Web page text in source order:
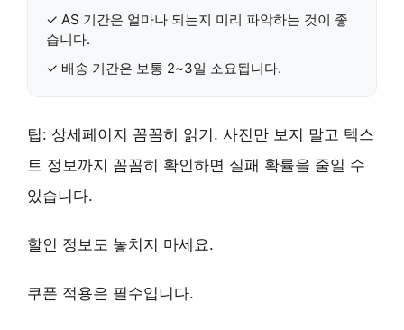
✓ AS 기간은 얼마나 되는지 미리 파악하는 것이 좋
습니다.
✓ 배송 기간은 보통 2~3일 소요됩니다.
팁: 상세페이지 꼼꼼히 읽기 . 사진만 보지 말고 텍스
트 정보까지 꼼꼼히 확인하면 실패 확률을 줄일 수
있습니다.
할인 정보도 놓치지 마세요.
쿠폰 적용은 필수입니다.